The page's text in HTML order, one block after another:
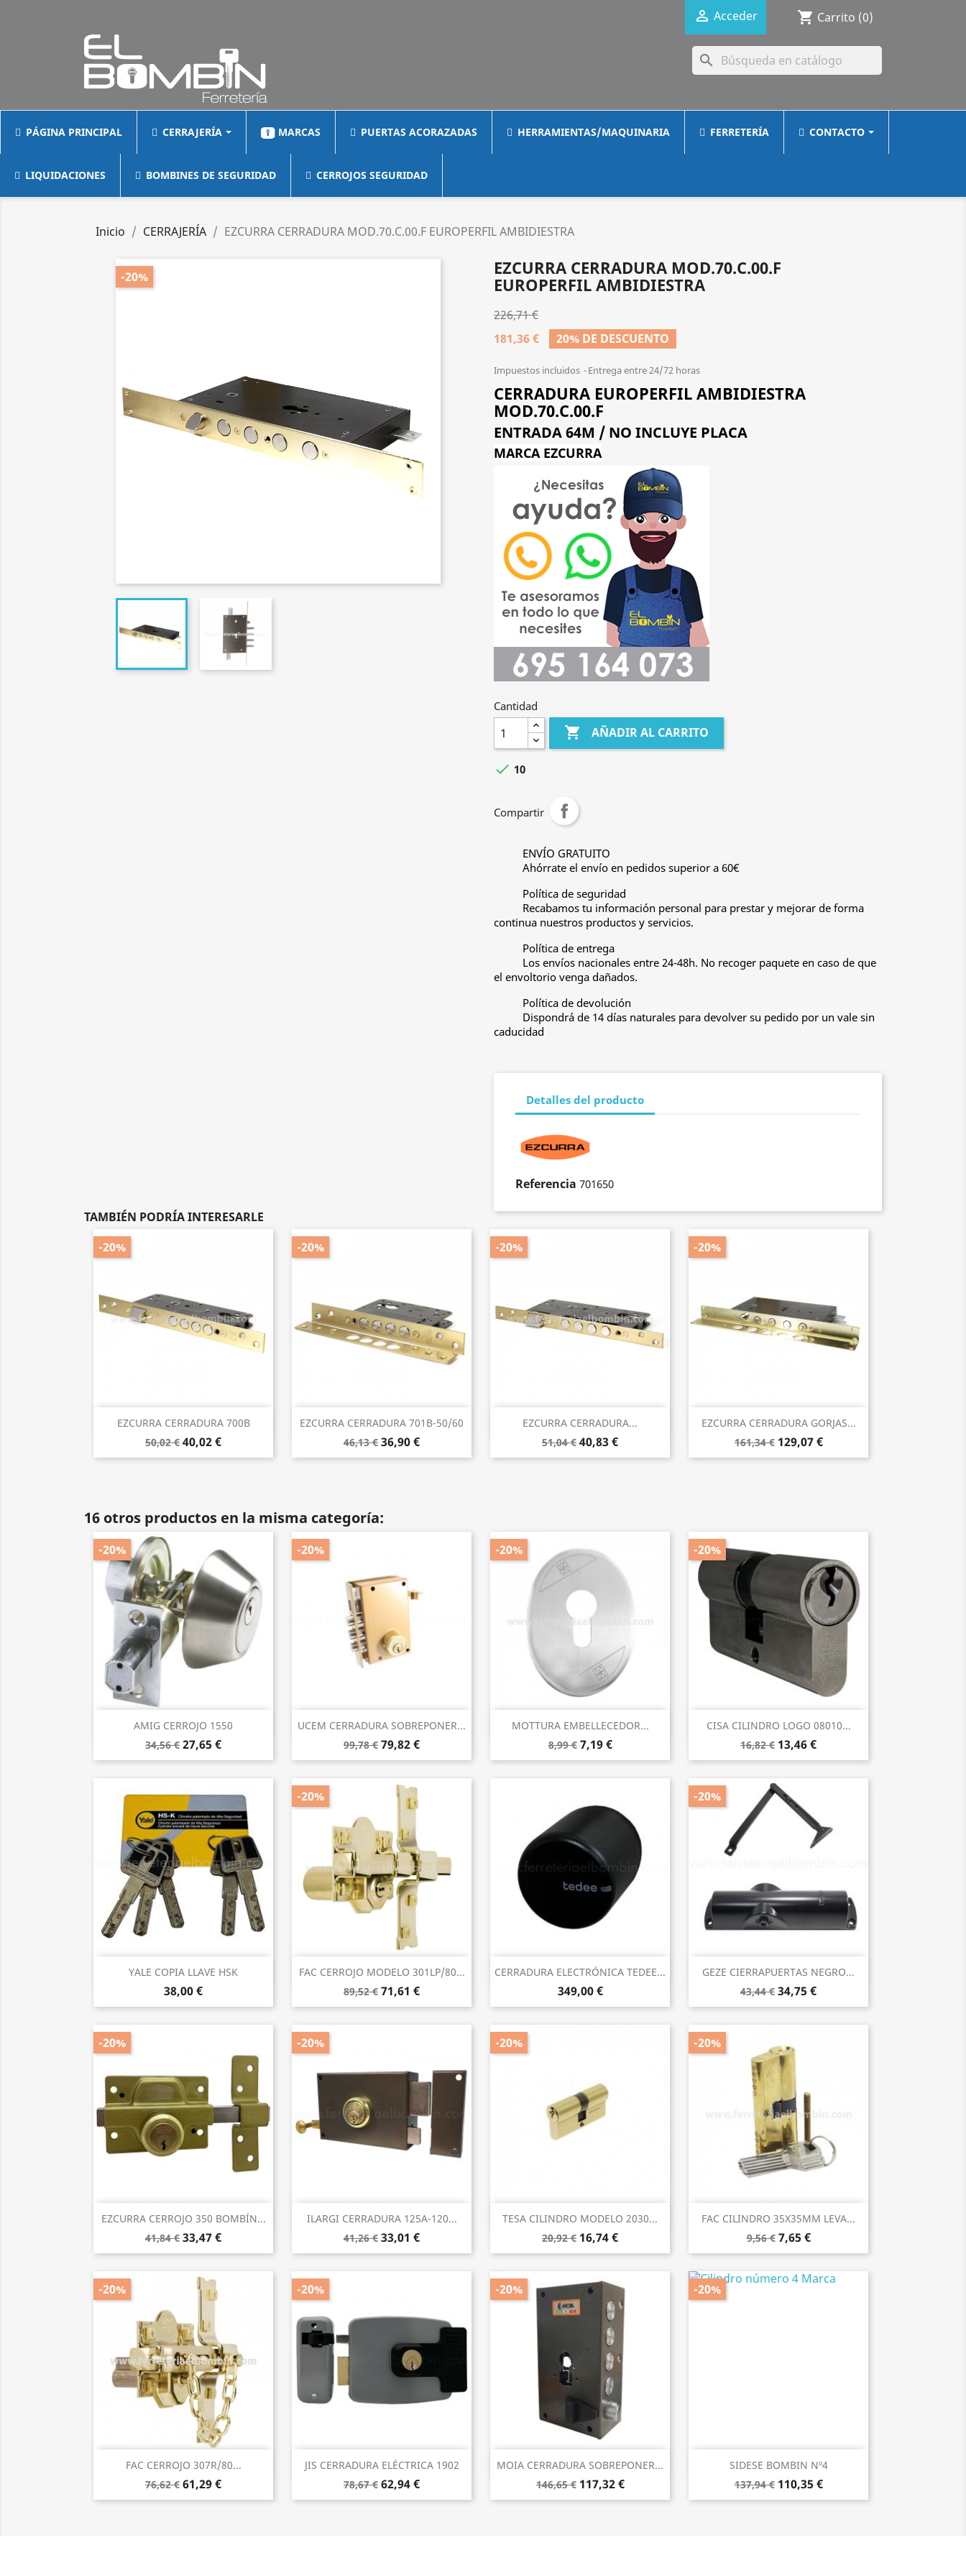
 Acceder shopping_cart Carrito (0)
search
PÁGINA PRINCIPAL CERRAJERÍA MARCAS PUERTAS ACORAZADAS HERRAMIENTAS/MAQUINARIA FERRETERÍA CONTACTO
LIQUIDACIONES BOMBINES DE SEGURIDAD CERROJOS SEGURIDAD
Inicio CERRAJERÍA EZCURRA CERRADURA MOD.70.C.00.F EUROPERFIL AMBIDIESTRA
-20%
EZCURRA CERRADURA MOD.70.C.00.F
EUROPERFIL AMBIDIESTRA
226,71 €
181,36 €
20% DE DESCUENTO
Impuestos incluidos Entrega entre 24/72 horas
CERRADURA EUROPERFIL AMBIDIESTRA
MOD.70.C.00.F
ENTRADA 64M / NO INCLUYE PLACA
MARCA EZCURRA
Cantidad
 AÑADIR AL CARRITO
 10
Compartir
ENVÍO GRATUITO
Ahórrate el envío en pedidos superior a 60€
Política de seguridad
Recabamos tu información personal para prestar y mejorar de forma
continua nuestros productos y servicios.
Política de entrega
Los envíos nacionales entre 24-48h. No recoger paquete en caso de que
el envoltorio venga dañados.
Política de devolución
Dispondrá de 14 días naturales para devolver su pedido por un vale sin
caducidad
Detalles del producto
Referencia 701650
TAMBIÉN PODRÍA INTERESARLE
EZCURRA CERRADURA 700B
50,02 € 40,02 €
-20%
Vista rápida
EZCURRA CERRADURA 701B-50/60
46,13 € 36,90 €
-20%
Vista rápida
EZCURRA CERRADURA...
51,04 € 40,83 €
-20%
Vista rápida
EZCURRA CERRADURA GORJAS...
161,34 € 129,07 €
-20%
Vista rápida
16 otros productos en la misma categoría:
AMIG CERROJO 1550
34,56 € 27,65 €
-20%
Vista rápida
UCEM CERRADURA SOBREPONER...
99,78 € 79,82 €
-20%
Vista rápida
MOTTURA EMBELLECEDOR...
8,99 € 7,19 €
-20%
Vista rápida
CISA CILINDRO LOGO 08010...
16,82 € 13,46 €
-20%
Vista rápida
YALE COPIA LLAVE HSK
38,00 €
Vista rápida
FAC CERROJO MODELO 301LP/80...
89,52 € 71,61 €
-20%
Vista rápida CERRADURA ELECTRÓNICA TEDEE...
349,00 €
 Vista rápida
GEZE CIERRAPUERTAS NEGRO...
43,44 € 34,75 €
-20%
Vista rápida
EZCURRA CERROJO 350 BOMBÍN...
41,84 € 33,47 €
-20%
Vista rápida
ILARGI CERRADURA 125A-120...
41,26 € 33,01 €
-20%
Vista rápida
TESA CILINDRO MODELO 2030...
20,92 € 16,74 €
-20%
Vista rápida
FAC CILINDRO 35X35MM LEVA...
9,56 € 7,65 €
-20%
Vista rápida
FAC CERROJO 307R/80...
76,62 € 61,29 €
-20%
Vista rápida
JIS CERRADURA ELÉCTRICA 1902
78,67 € 62,94 €
-20%
Vista rápida
MOIA CERRADURA SOBREPONER...
146,65 € 117,32 €
-20%
Vista rápida
SIDESE BOMBIN Nº4
137,94 € 110,35 €
-20%
Vista rápida